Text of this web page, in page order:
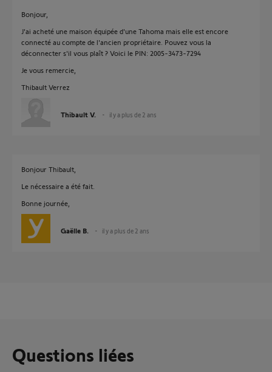
Bonjour,
J'ai acheté une maison équipée d'une Tahoma mais elle est encore
connecté au compte de l'ancien propriétaire. Pouvez vous la
déconnecter s'il vous plaît ? Voici le PIN: 2005-3473-7294
Je vous remercie,
Thibault Verrez
Thibault V. il y a plus de 2 ans
Bonjour Thibault,
Le nécessaire a été fait.
Bonne journée,
Gaëlle B. il y a plus de 2 ans
Questions liées